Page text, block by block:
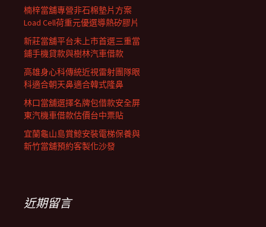
楠梓當舖專營非石棉墊片方案
Load Cell荷重元優選導熱矽膠片
新莊當舖平台未上市首選三重當
鋪手機貸款與樹林汽車借款
高雄身心科傳統近視雷射團隊眼
科適合朝天鼻適合韓式隆鼻
林口當舖選擇名牌包借款安全屏
東汽機車借款估價台中票貼
宜蘭龜山島賞鯨安裝電梯保養與
新竹當舖預約客製化沙發
近期留言